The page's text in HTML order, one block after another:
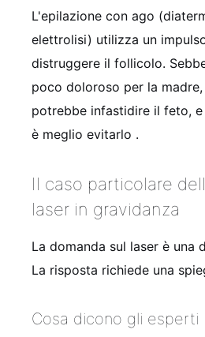
L'epilazione con ago
elettrolisi) utilizza un
distruggere il follicolo.
poco doloroso per la
potrebbe infastidire il feto,
è meglio evitarlo .
Il caso particolare
laser in gravidanza
La domanda sul laser è una
La risposta richiede una
Cosa dicono gli esperti